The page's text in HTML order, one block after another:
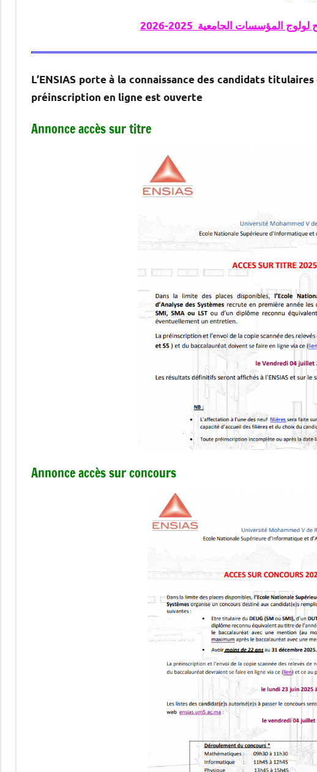
لولوج المؤسسات الجامعية
L’ENSIAS porte à la connaissance des candidats
préinscription en ligne est ouverte
Annonce accès sur titre
Annonce accès sur concours